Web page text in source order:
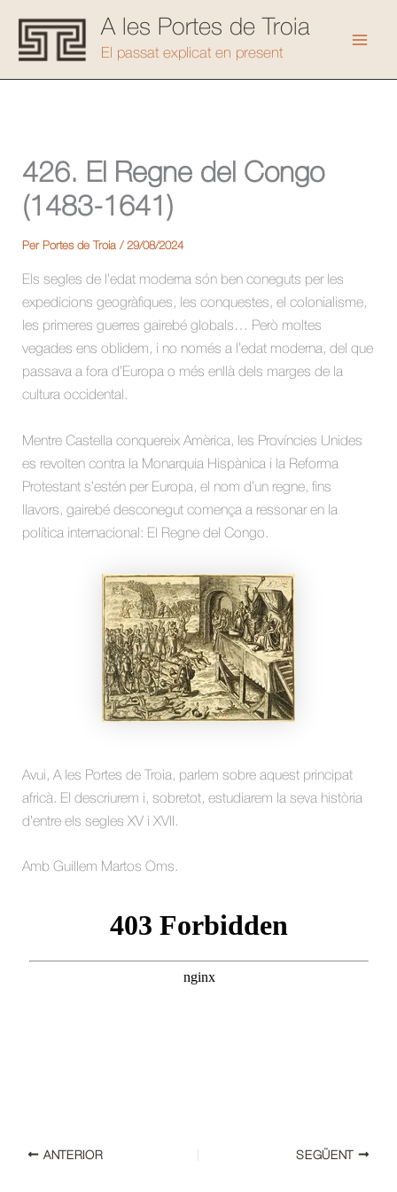
contingut
A les Portes de Troia
El passat explicat en present
426. El Regne del Congo
(1483-1641)
Per Portes de Troia / 29/08/2024
Els segles de l’edat moderna són ben coneguts per les
expedicions geogràfiques, les conquestes, el colonialisme,
les primeres guerres gairebé globals… Però moltes
vegades ens oblidem, i no només a l’edat moderna, del que
passava a fora d’Europa o més enllà dels marges de la
cultura occidental.
Mentre Castella conquereix Amèrica, les Províncies Unides
es revolten contra la Monarquia Hispànica i la Reforma
Protestant s’estén per Europa, el nom d’un regne, fins
llavors, gairebé desconegut comença a ressonar en la
política internacional: El Regne del Congo.
Avui, A les Portes de Troia, parlem sobre aquest principat
africà. El descriurem i, sobretot, estudiarem la seva història
d’entre els segles XV i XVII.
Amb Guillem Martos Oms.
ANTERIOR SEGÜENT